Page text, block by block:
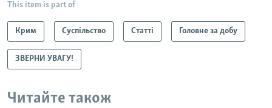
This item is part of
Крим Суспільство Статті Головне за добу
ЗВЕРНИ УВАГУ!
Читайте також